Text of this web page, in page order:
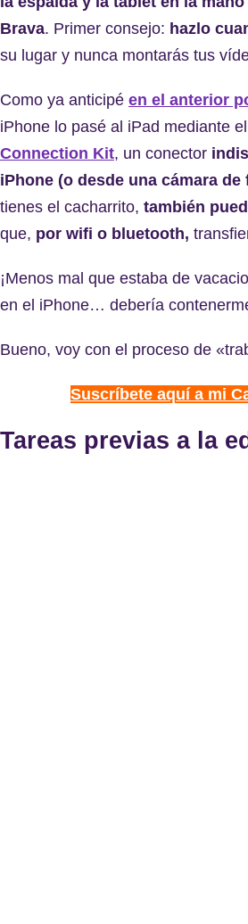
Brava. Primer consejo: hazlo
su lugar y nunca montarás tus
Como ya anticipé en el anterior
iPhone lo pasé al iPad mediante el
Connection Kit, un conector
iPhone (o desde una cámara
tienes el cacharrito, también
que, por wifi o bluetooth,
¡Menos mal que estaba de
en el iPhone… debería
Bueno, voy con el proceso de
Suscríbete aquí a mi
Tareas previas a la